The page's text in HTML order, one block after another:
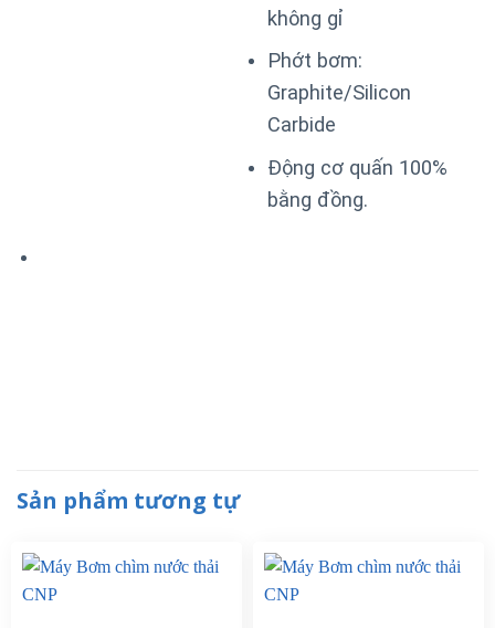
không gỉ
Phớt bơm:
Graphite/Silicon
Carbide
Động cơ quấn 100%
bằng đồng.
Sản phẩm tương tự